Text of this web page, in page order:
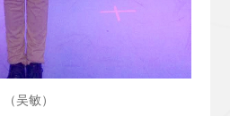
（吴敏）